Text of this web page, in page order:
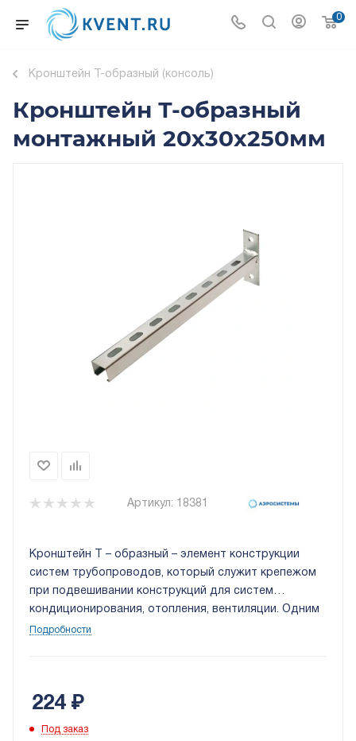
0
Кронштейн T-образный (консоль)
Кронштейн Т-образный
монтажный 20х30х250мм
Артикул: 18381
Кронштейн Т – образный – элемент конструкции
систем трубопроводов, который служит крепежом
при подвешивании конструкций для систем
кондиционирования, отопления, вентиляции. Одним
из факторов, повышающих скорость выполнения
Подробности
224₽
Под заказ